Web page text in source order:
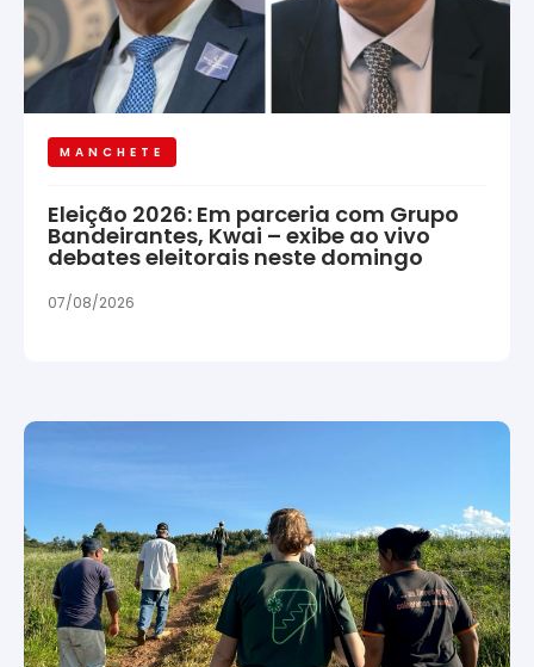
MANCHETE
Eleição 2026: Em parceria com Grupo
Bandeirantes, Kwai – exibe ao vivo
debates eleitorais neste domingo
07/08/2026